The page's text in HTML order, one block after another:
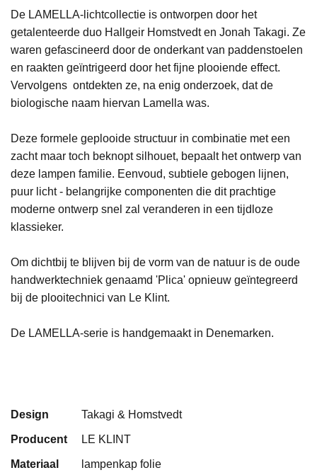
De LAMELLA-lichtcollectie is ontworpen door het
getalenteerde duo Hallgeir Homstvedt en Jonah Takagi. Ze
waren gefascineerd door de onderkant van paddenstoelen
en raakten geïntrigeerd door het fijne plooiende effect.
Vervolgens ontdekten ze, na enig onderzoek, dat de
biologische naam hiervan Lamella was.
Deze formele geplooide structuur in combinatie met een
zacht maar toch beknopt silhouet, bepaalt het ontwerp van
deze lampen familie. Eenvoud, subtiele gebogen lijnen,
puur licht - belangrijke componenten die dit prachtige
moderne ontwerp snel zal veranderen in een tijdloze
klassieker.
Om dichtbij te blijven bij de vorm van de natuur is de oude
handwerktechniek genaamd 'Plica' opnieuw geïntegreerd
bij de plooitechnici van Le Klint.
De LAMELLA-serie is handgemaakt in Denemarken.
Design Takagi & Homstvedt
Producent LE KLINT
Materiaal lampenkap folie